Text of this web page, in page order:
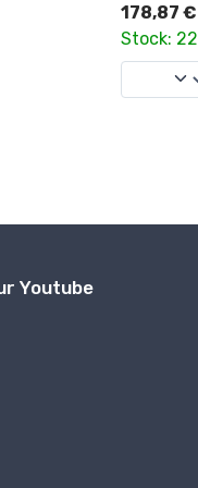
178,87
Stock: 22
Youtube